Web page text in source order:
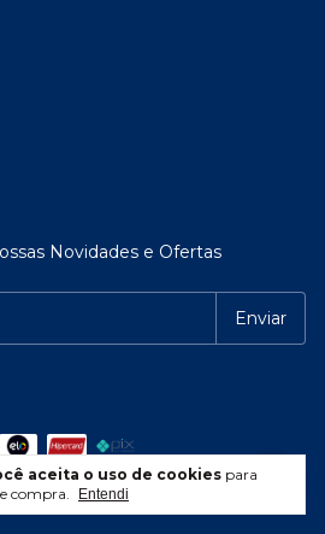
aceita o uso de cookies para
compra.
Entendi
Novidades e Ofertas